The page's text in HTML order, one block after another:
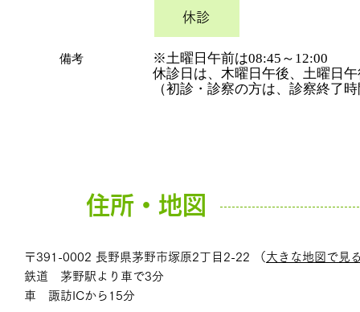
休診
​備考
※土曜日午前は08:45～12:00
休診日は、木曜日午後、土曜日
（初診・診察の方は、診察終了
住所・地図
〒391-0002 長野県茅野市塚原2丁目2-22 （ 大きな地図で見
鉄道 茅野駅より車で3分
車 諏訪ICから15分